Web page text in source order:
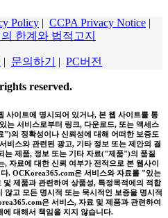
Policy | CCPA Privacy Notice |
한계와 법적고지
| 문의하기 | PC버전
reserved.
사이트에 명시되어 있거나, 본 웹 사이트를 통
는 서비스로부터 링크, 다운로드, 또는 액세스
의 정확성이나 신뢰성에 대해 어떠한 보증도
비스와 관련된 광고, 기타 정보 또는 제안의 결
는 제품, 정보 또는 기타 자료("제품")의 품질
자료에 대한 신뢰 여부가 전적으로 본 웹사이
. OCKorea365.com은 서비스와 자료를 "있는
제품과 관련하여 상품성, 특정목적에의 적합
않고 모든 명시적 또는 묵시적인 보증을 명시적
은 서비스, 자료 및 제품과 관련하여
대해서 책임을 지지 않습니다.